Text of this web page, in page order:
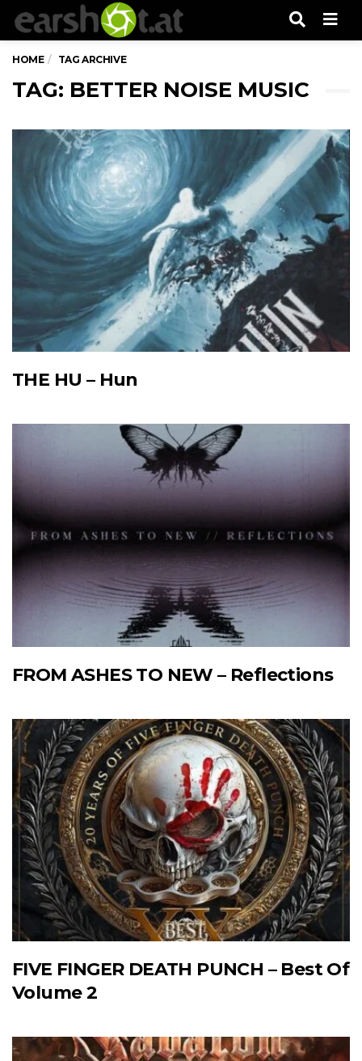
HOME TAG ARCHIVE
TAG: BETTER NOISE MUSIC
THE HU – Hun
FROM ASHES TO NEW – Reflections
FIVE FINGER DEATH PUNCH – Best Of
Volume 2